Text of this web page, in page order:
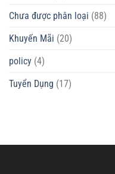
Chưa được phân loại (88)
Khuyến Mãi (20)
policy (4)
Tuyển Dụng (17)